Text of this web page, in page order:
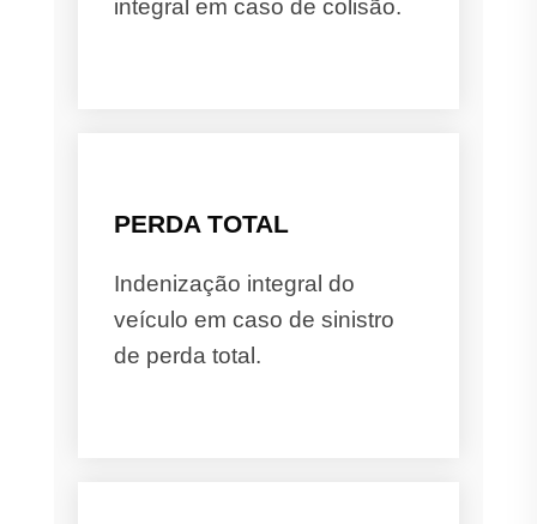
integral em caso de colisão.
PERDA TOTAL
Indenização integral do
veículo em caso de sinistro
de perda total.